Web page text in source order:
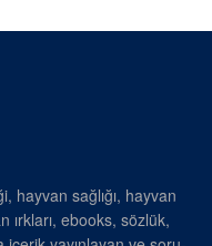
hayvan sağlığı, hayvan
ırkları, ebooks, sözlük,